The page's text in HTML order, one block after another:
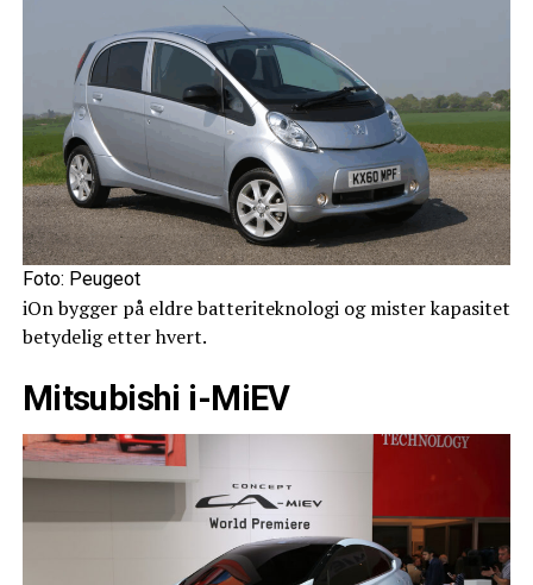
Foto: Peugeot
iOn bygger på eldre batteriteknologi og mister kapasitet
betydelig etter hvert.
Mitsubishi i-MiEV